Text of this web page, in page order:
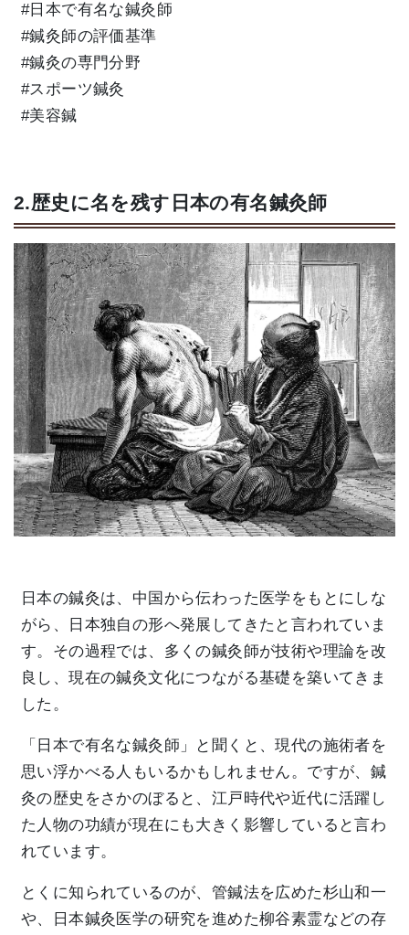
#日本で有名な鍼灸師
#鍼灸師の評価基準
#鍼灸の専門分野
#スポーツ鍼灸
#美容鍼
2.歴史に名を残す日本の有名鍼灸師
日本の鍼灸は、中国から伝わった医学をもとにしな
がら、日本独自の形へ発展してきたと言われていま
す。その過程では、多くの鍼灸師が技術や理論を改
良し、現在の鍼灸文化につながる基礎を築いてきま
した。
「日本で有名な鍼灸師」と聞くと、現代の施術者を
思い浮かべる人もいるかもしれません。ですが、鍼
灸の歴史をさかのぼると、江戸時代や近代に活躍し
た人物の功績が現在にも大きく影響していると言わ
れています。
とくに知られているのが、管鍼法を広めた杉山和一
や、日本鍼灸医学の研究を進めた柳谷素霊などの存